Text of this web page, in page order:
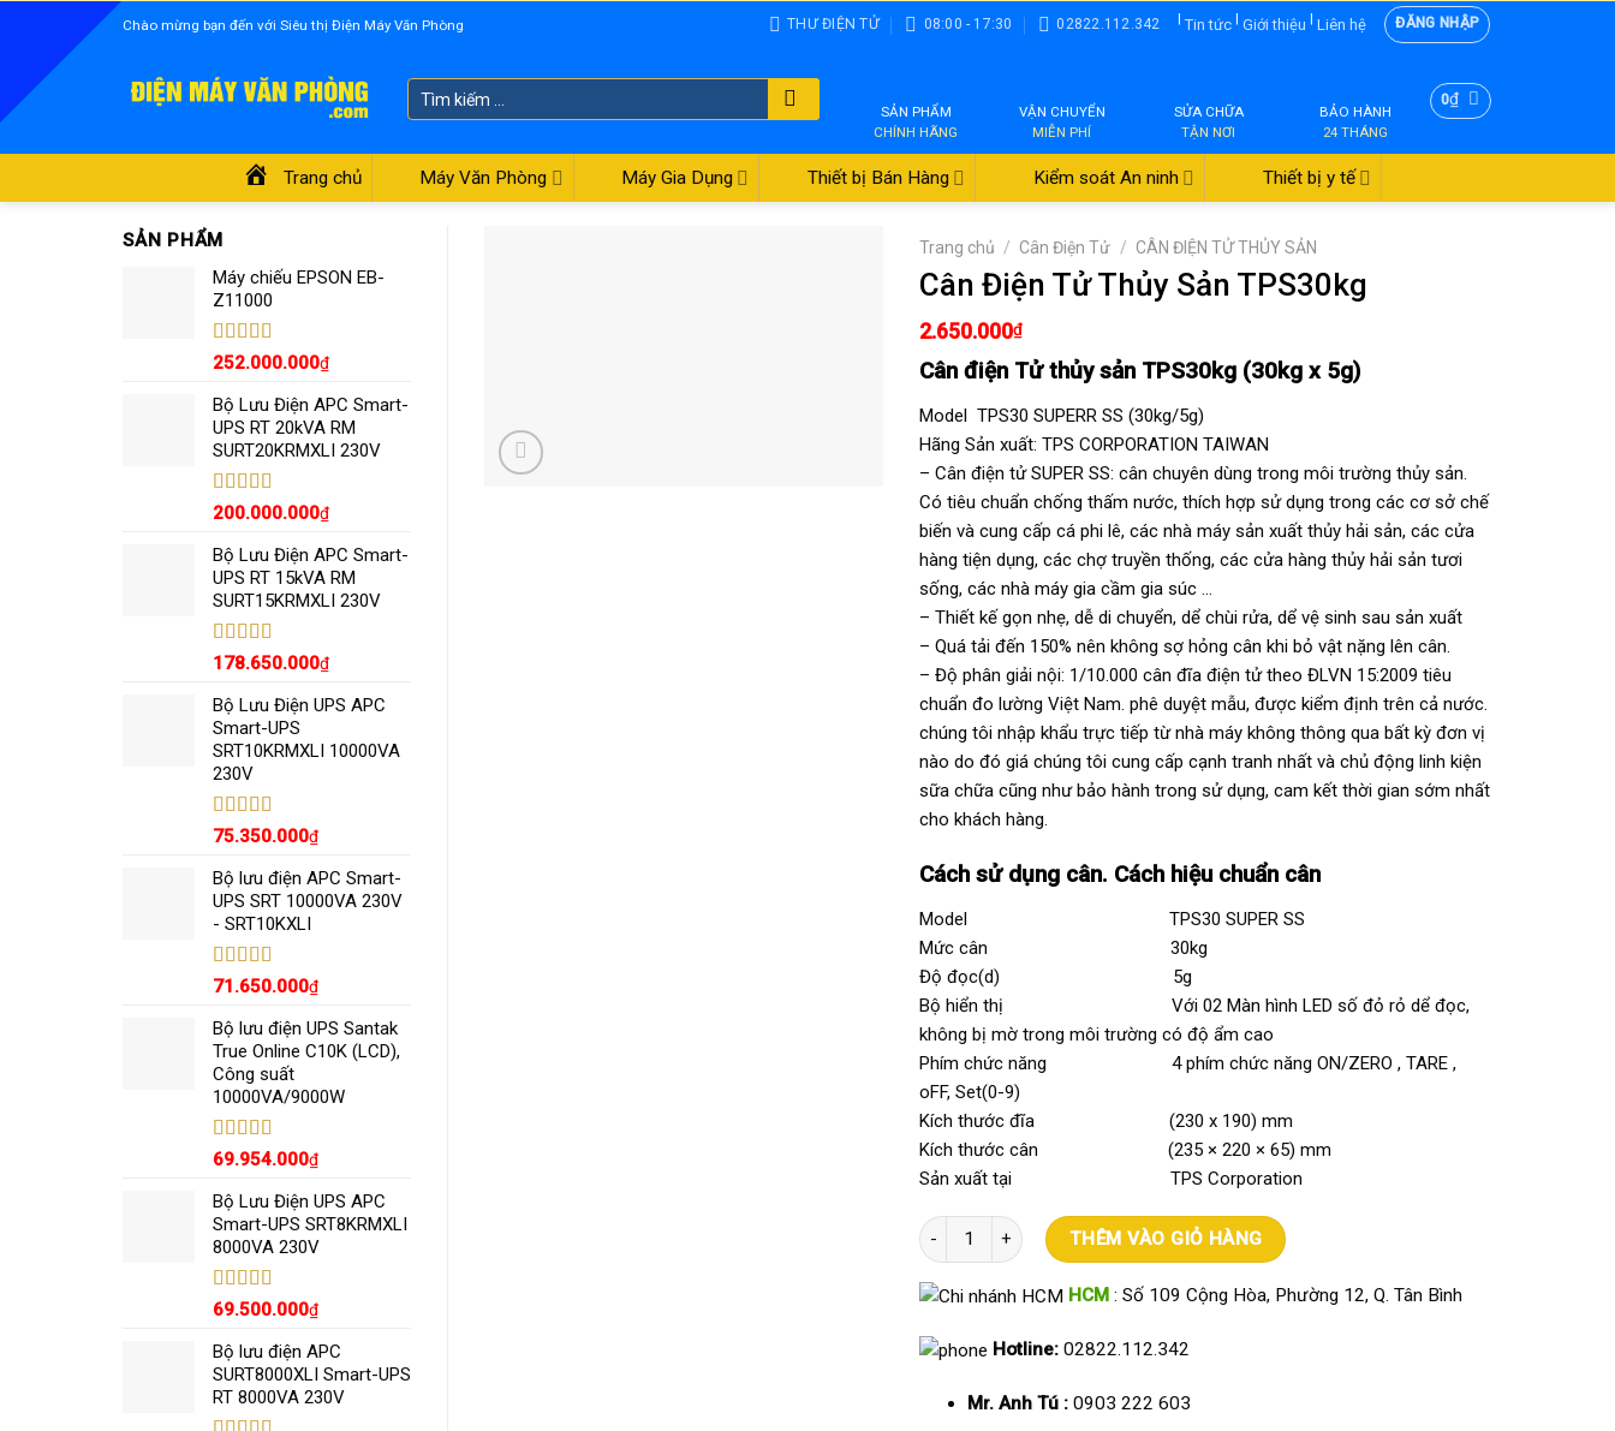
content
Chào mừng bạn đến với Siêu thị Điện Máy Văn Phòng THƯ ĐIỆN TỬ 08:00 - 17:30 02822.112.342 |Tin tức | Giới thiệu | Liên hệ ĐĂNG NHẬP
Tìm
kiếm:
SẢN PHẨM
CHÍNH HÃNG
VẬN CHUYỂN
MIỄN PHÍ
SỬA CHỮA
TẬN NƠI
BẢO HÀNH
24 THÁNG
0₫
Trang chủ Máy Văn Phòng Máy Gia Dụng Thiết bị Bán Hàng Kiểm soát An ninh Thiết bị y tế
SẢN PHẨM
Máy chiếu EPSON EB-
Z11000
Được xếp
sao
252.000.000₫
Bộ Lưu Điện APC Smart-
UPS RT 20kVA RM
SURT20KRMXLI 230V
Được xếp
5 sao
200.000.000₫
Bộ Lưu Điện APC Smart-
UPS RT 15kVA RM
SURT15KRMXLI 230V
Được xếp
sao
178.650.000₫
Bộ Lưu Điện UPS APC
Smart-UPS
SRT10KRMXLI 10000VA
230V
Được xếp
sao
75.350.000₫
Bộ lưu điện APC Smart-
UPS SRT 10000VA 230V
- SRT10KXLI
Được xếp
sao
71.650.000₫
Bộ lưu điện UPS Santak
True Online C10K (LCD),
Công suất
10000VA/9000W
Được xếp
sao
69.954.000₫
Bộ Lưu Điện UPS APC
Smart-UPS SRT8KRMXLI
8000VA 230V
Được xếp
sao
69.500.000₫
Bộ lưu điện APC
SURT8000XLI Smart-UPS
RT 8000VA 230V
Trang chủ / Cân Điện Tử / CÂN ĐIỆN TỬ THỦY SẢN
Cân Điện Tử Thủy Sản TPS30kg
2.650.000₫
Cân điện Tử thủy sản TPS30kg (30kg x 5g)
Model TPS30 SUPERR SS (30kg/5g)
Hãng Sản xuất: TPS CORPORATION TAIWAN
– Cân điện tử SUPER SS: cân chuyên dùng trong môi trường thủy sản.
Có tiêu chuẩn chống thấm nước, thích hợp sử dụng trong các cơ sở chế
biến và cung cấp cá phi lê, các nhà máy sản xuất thủy hải sản, các cửa
hàng tiện dụng, các chợ truyền thống, các cửa hàng thủy hải sản tươi
sống, các nhà máy gia cầm gia súc …
– Thiết kế gọn nhẹ, dễ di chuyển, dể chùi rửa, dể vệ sinh sau sản xuất
– Quá tải đến 150% nên không sợ hỏng cân khi bỏ vật nặng lên cân.
– Độ phân giải nội: 1/10.000 cân đĩa điện tử theo ĐLVN 15:2009 tiêu
chuẩn đo lường Việt Nam. phê duyệt mẫu, được kiểm định trên cả nước.
chúng tôi nhập khẩu trực tiếp từ nhà máy không thông qua bất kỳ đơn vị
nào do đó giá chúng tôi cung cấp cạnh tranh nhất và chủ động linh kiện
sữa chữa cũng như bảo hành trong sử dụng, cam kết thời gian sớm nhất
cho khách hàng.
Cách sử dụng cân. Cách hiệu chuẩn cân
Model TPS30 SUPER SS
Mức cân 30kg
Độ đọc(d) 5g
Bộ hiển thị Với 02 Màn hình LED số đỏ rỏ dể đọc,
không bị mờ trong môi trường có độ ẩm cao
Phím chức năng 4 phím chức năng ON/ZERO , TARE ,
oFF, Set(0-9)
Kích thước đĩa (230 x 190) mm
Kích thước cân (235 × 220 × 65) mm
Sản xuất tại TPS Corporation
Cân Điện Tử Thủy Sản TPS30kg số lượng
THÊM VÀO GIỎ HÀNG
HCM: Số 109 Cộng Hòa, Phường 12, Q. Tân Bình
Hotline:02822.112.342
Mr. Anh Tú : 0903 222 603